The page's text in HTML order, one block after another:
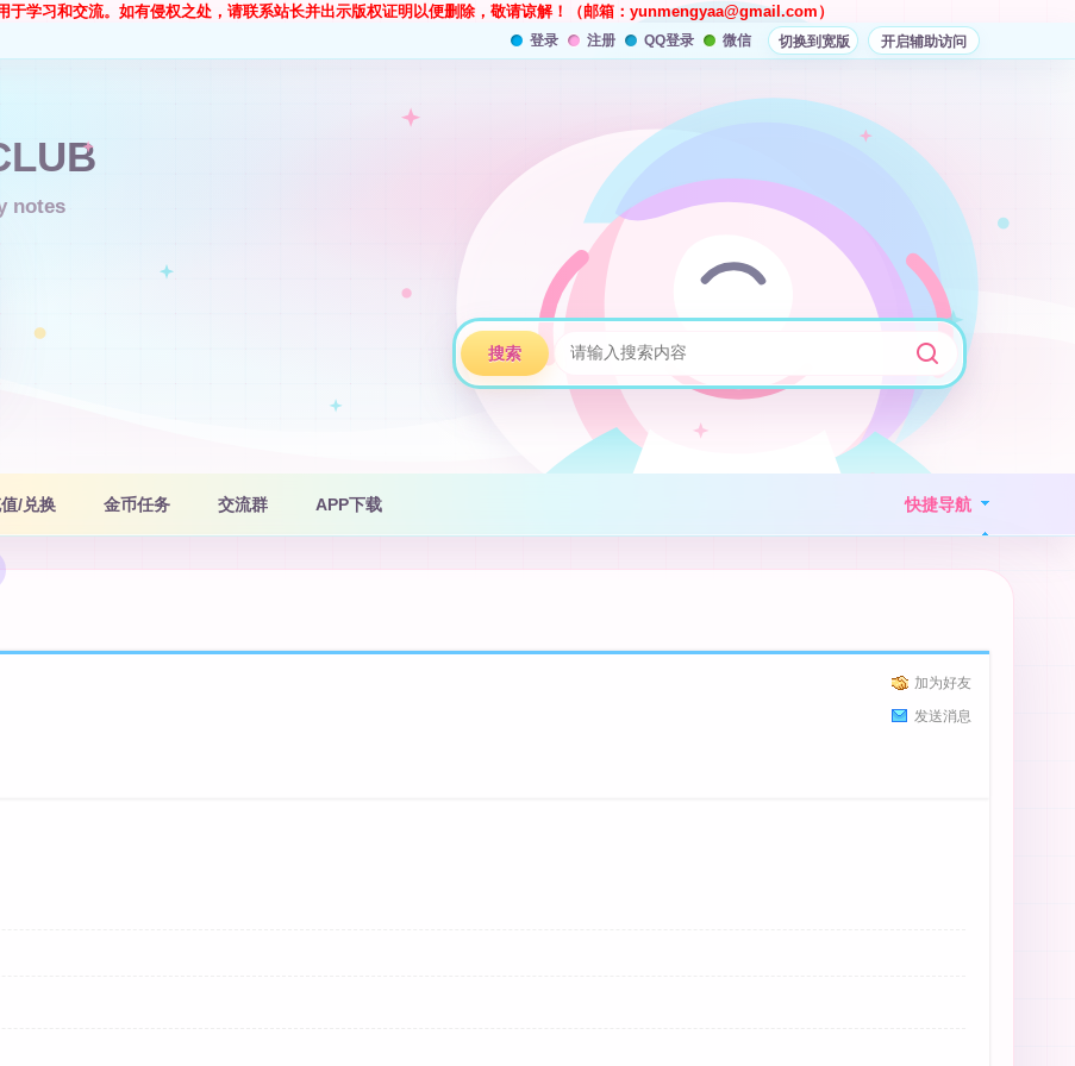
学习和交流。如有侵权之处，请联系站长并出示版权证明以便删除，敬请谅解！（邮箱： yunmengyaa@gmail.com ）
登录 注册 QQ登录 微信 切换到宽版 开启辅助访问
搜索
快捷导航
/兑换 金币任务 交流群 APP下载
加为好友
发送消息